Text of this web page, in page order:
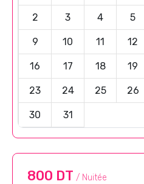
2 3 4 5
9 10 11 12
16 17 18 19
23 24 25 26
30 31
800 DT / Nuitée